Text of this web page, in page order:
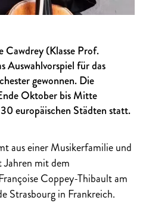
Cawdrey (Klasse Prof.
Auswahlvorspiel für das
gewonnen. Die
Oktober bis Mitte
europäischen Städten statt.
aus einer Musikerfamilie und
mit dem
Coppey-Thibault am
Strasbourg in Frankreich.